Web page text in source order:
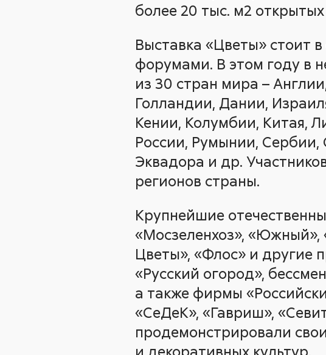
более 20 тыс. м2
Выставка «Цветы» стоит
форумами. В этом году в
из 30 стран мира –
Голландии, Дании,
Кении, Колумбии, Китая,
России, Румынии,
Эквадора и др.
регионов страны.
Крупнейшие
«Мосзеленхоз», «Южный»,
Цветы», «Флос» и другие
«Русский огород»,
а также фирмы
«СеДеК», «Гавриш»,
продемонстрировали
и декоративных культур.